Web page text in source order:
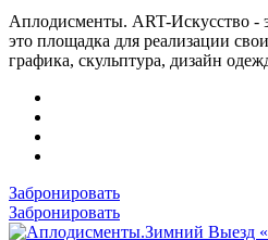
Аплодисменты. ART-Искусство -
это площадка для реализации
графика, скульптура, дизайн
Забронировать
Забронировать